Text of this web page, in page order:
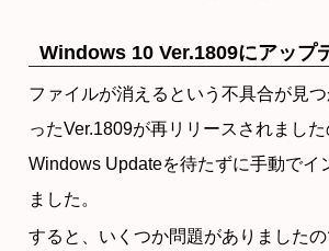
Windows 10 Ver.1809にアップ
ファイルが消えるという不具合が見
ったVer.1809が再リリースされまし
Windows Updateを待たずに手動でイ
ました。
すると、いくつか問題がありました